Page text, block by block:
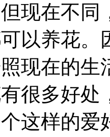
现在不同
以养花。
现在的生
很多好
这样的